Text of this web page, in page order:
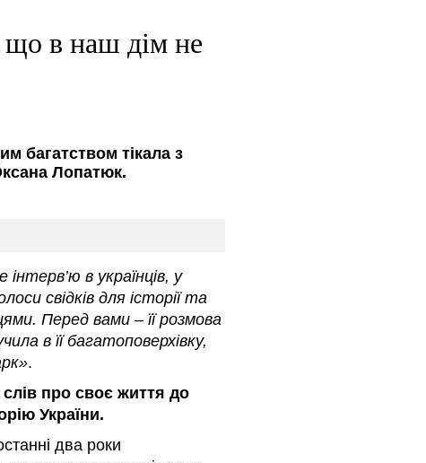
що в наш дім не
багатством тікала з
Лопатюк.
в українців, у
свідків для історії та
Перед вами – її розмова
в її багатоповерхівку,
.
про своє життя до
України.
два роки